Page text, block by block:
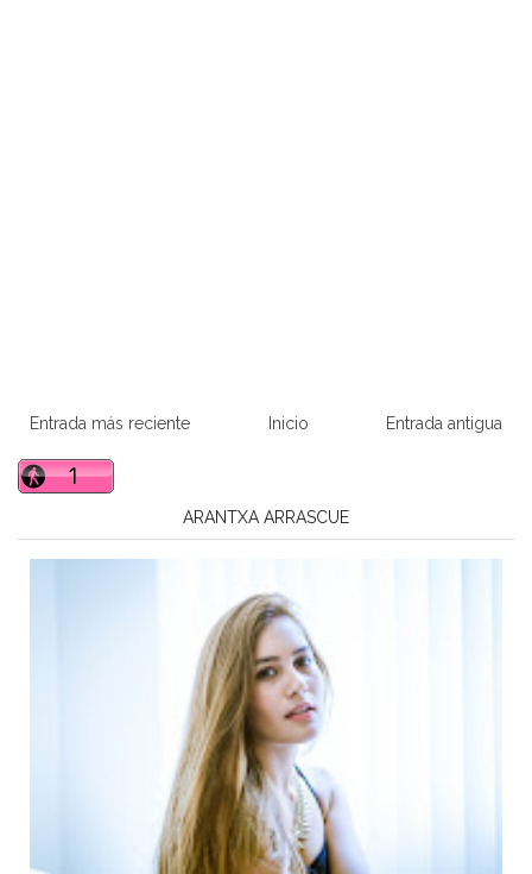
Entrada más reciente Entrada antigua
Inicio
ARANTXA ARRASCUE